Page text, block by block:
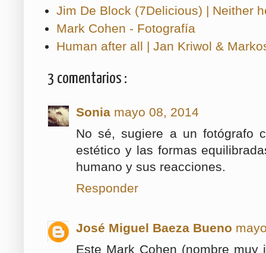
Jim De Block (7Delicious) | Neither
Mark Cohen - Fotografía
Human after all | Jan Kriwol &
3 comentarios :
Sonia mayo 08, 2014
No sé, sugiere a un fotógrafo
estético y las formas
humano y sus reacciones.
Responder
José Miguel Baeza Bueno
Este Mark Cohen (nombre